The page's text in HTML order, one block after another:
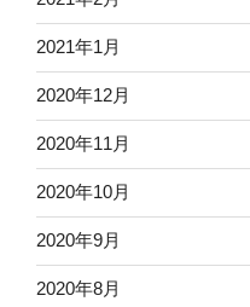
2021年1月
2020年12月
2020年11月
2020年10月
2020年9月
2020年8月